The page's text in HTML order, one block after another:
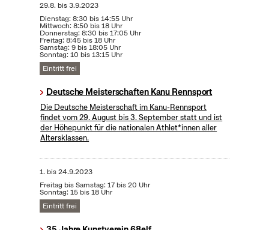
29.8. bis3.9.2023
Dienstag: 8:30 bis 14:55 Uhr
Mittwoch: 8:50 bis 18 Uhr
Donnerstag: 8:30 bis 17:05 Uhr
Freitag: 8:45 bis 18 Uhr
Samstag: 9 bis 18:05 Uhr
Sonntag: 10 bis 13:15 Uhr
Eintritt frei
Deutsche Meisterschaften Kanu Rennsport
Die Deutsche Meisterschaft im Kanu-Rennsport
findet vom 29. August bis 3. September statt und ist
der Höhepunkt für die nationalen Athlet*innen aller
Altersklassen.
1. bis24.9.2023
Freitag bis Samstag: 17 bis 20 Uhr
Sonntag: 15 bis 18 Uhr
Eintritt frei